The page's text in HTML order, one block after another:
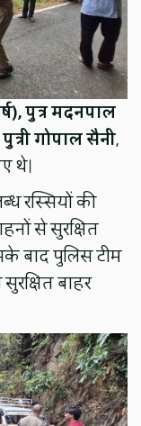
पुत्र मदनपाल
गोपाल सैनी,
थे।
रस्सियों की
से सुरक्षित
बाद पुलिस टीम
बाहर